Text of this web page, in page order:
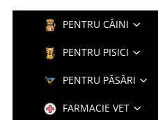
PENTRU CÂINI
PENTRU PISICI
PENTRU PĂSĂRI
FARMACIE VET